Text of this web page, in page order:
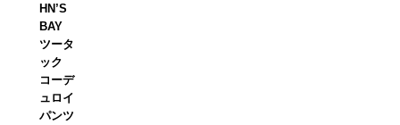
HN’S
BAY
ツータ
ック
コーデ
ュロイ
パンツ